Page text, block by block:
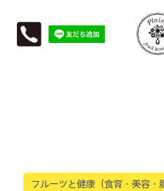
フルーツと健康（食育・美容・